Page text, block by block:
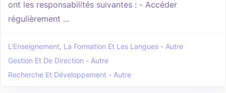
ont les responsabilités suivantes : - Accéder
régulièrement ...
L'Enseignement, La Formation Et Les Langues - Autre
Gestion Et De Direction - Autre
Recherche Et Développement - Autre